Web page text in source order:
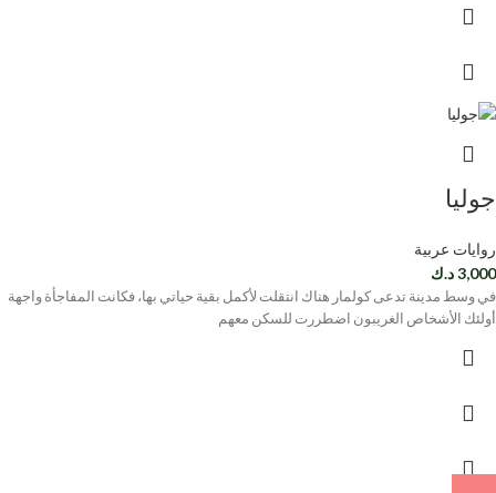
جوليا
روايات عربية
3,000د.ك
في وسط مدينة تدعى كولمار هناك انتقلت لأكمل بقية حياتي بها، فكانت المفاجأة واجهة
أولئك الأشخاص الغريبون اضطررت للسكن معهم